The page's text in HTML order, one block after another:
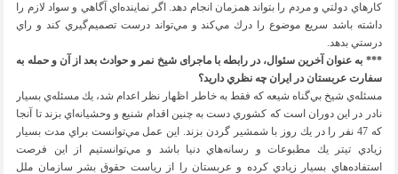
كارهاي دولتي و مردم را بتواند همزمان انجام دهد. اگر نماينده‌اي آگاهي و سواد لازم را
داشته باشد سريع موضوع را درك مي‌كند و مي‌تواند درست تصميم‌گيري كند و راي
درستي بدهد.
*** به عنوان آخرين سئوال، در رابطه با ماجرای شیخ نمر و حوادث بعد از آن و حمله به
سفارت عربستان در ایران چه نظري داريد؟
مسئله‌ي شيخ بي‌گناه شيعه كه فقط به خاطر اظهار نظر اعدام شد، يك مسئله‌ي بسيار
نادر در اين دوران است كه كشوري دست به چنين اقدام شنيع و وحشيانه‌اي بزند تا آنجا
كه 47 نفر را در يك روز با شمشير گردن بزند. اين عمل مي‌توانست براي مدت بسيار
زيادي تيتر يك مطبوعات و رسانه‌هاي دنيا باشد و مي‌توانستيم از اين فرصت
استفاده‌هاي بسيار زيادي كرده و عربستان را از رياست حقوق بشر سازمان ملل